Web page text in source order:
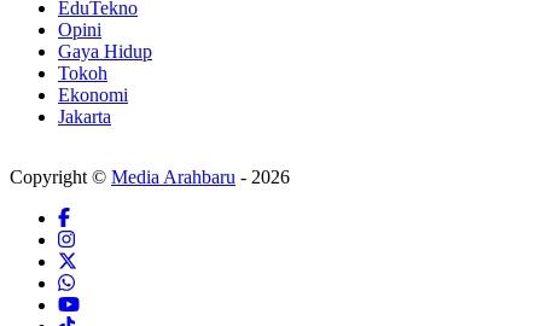
EduTekno
Opini
Gaya Hidup
Tokoh
Ekonomi
Jakarta
Copyright © Media Arahbaru - 2026